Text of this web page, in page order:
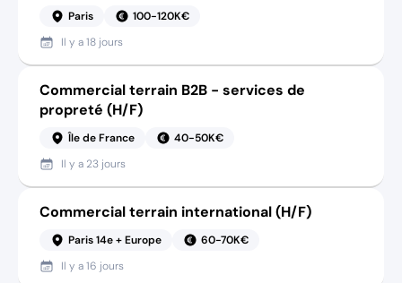
Paris
100-120K€
Il y a18 jours
Commercial terrain B2B - services de
propreté (H/F)
Île de France
40-50K€
Il y a 23 jours
Commercial terrain international (H/F)
Paris 14e + Europe
60-70K€
Il y a16 jours